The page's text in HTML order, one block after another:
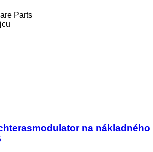
Parts
na nákladného